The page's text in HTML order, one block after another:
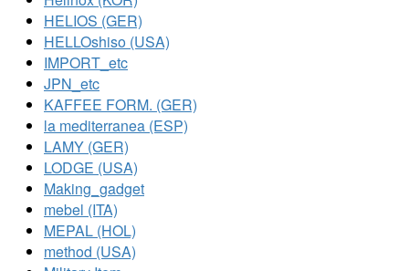
HELIOS (GER)
HELLOshiso (USA)
IMPORT_etc
JPN_etc
KAFFEE FORM. (GER)
la mediterranea (ESP)
LAMY (GER)
LODGE (USA)
Making_gadget
mebel (ITA)
MEPAL (HOL)
method (USA)